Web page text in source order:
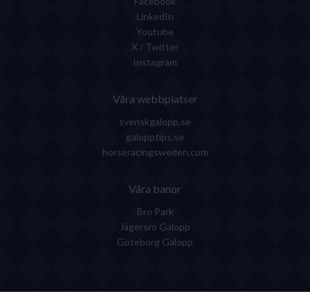
LinkedIn
Youtube
X / Twitter
Instagram
Våra webbplatser
svenskgalopp.se
galopptips.se
horseracingsweden.com
Våra banor
Bro Park
Jägersro Galopp
Göteborg Galopp